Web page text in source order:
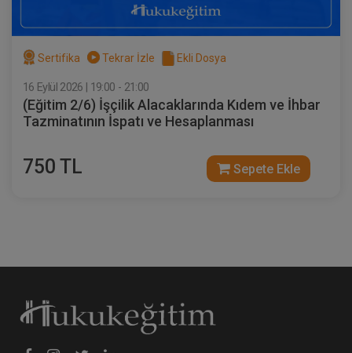
Kat Mülkiyeti ve Kentsel Dönüşüm
Hukuku - IV. Medeni Hukuk Kongresi -
360 TL
Sertifika Tekrar İzle Ekli Dosya
16 Eylül 2026 | 19:00 - 21:00
(Eğitim 2/6) İşçilik Alacaklarında Kıdem ve İhbar
Tazminatının İspatı ve Hesaplanması
750 TL Sepete Ekle